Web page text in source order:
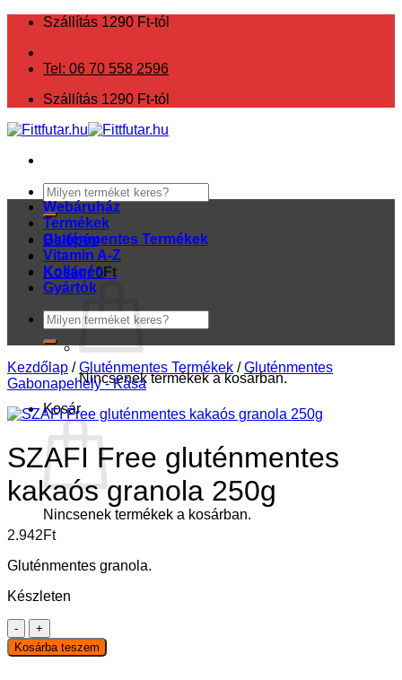
Skip
content
Szállítás 1290 Ft-tól
Tel: 06 70 558 2596
Szállítás 1290 Ft-tól
Keresés
a
következőre:
Belépés
Kosár /0Ft
Nincsenek termékek a kosárban.
Kosár
Nincsenek termékek a kosárban.
Webáruház
Termékek
Gluténmentes Termékek
Vitamin A-Z
Kollagén
Gyártók
Keresés
a
következőre:
Kezdőlap / Gluténmentes Termékek / Gluténmentes
Gabonapehely - Kása
SZAFI Free gluténmentes
kakaós granola 250g
2.942Ft
Gluténmentes granola.
Készleten
SZAFI
Free
gluténmentes
Kosárba teszem